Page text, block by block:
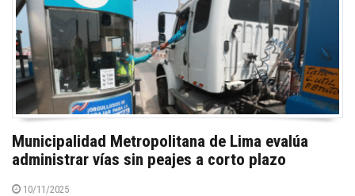
Municipalidad Metropolitana de Lima evalúa
administrar vías sin peajes a corto plazo
10/11/2025